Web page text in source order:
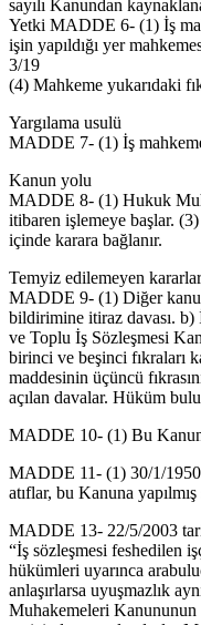
sayılı Kanundan
Yetki MADDE 6- (1) İş
işin yapıldığı yer
3/19
(4) Mahkeme yukarıdaki
Yargılama usulü
MADDE 7- (1) İş
Kanun yolu
MADDE 8- (1) Hukuk
itibaren işlemeye başlar.
içinde karara bağlanır.
Temyiz edilemeyen kararlar
MADDE 9- (1) Diğer
bildirimine itiraz davası. b)
ve Toplu İş Sözleşmesi
birinci ve beşinci fıkraları
maddesinin üçüncü
açılan davalar. Hüküm
MADDE 10- (1) Bu
MADDE 11- (1) 30/1/1950
atıflar, bu Kanuna yapılmış
MADDE 13- 22/5/2003
“İş sözleşmesi feshedilen
hükümleri uyarınca
anlaşırlarsa uyuşmazlık
Muhakemeleri Kanununun